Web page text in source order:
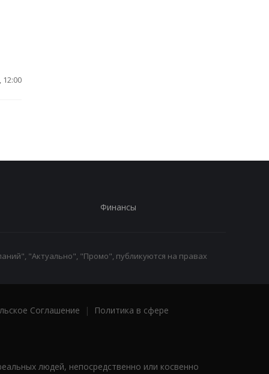
12:00
Финансы
"Актуально", "Промо", публикуются на правах
Соглашение |
Политика в сфере
людей, непосредственно или косвенно